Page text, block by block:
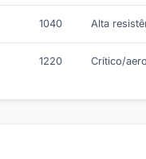
1040 Alta
1220 Crítico/